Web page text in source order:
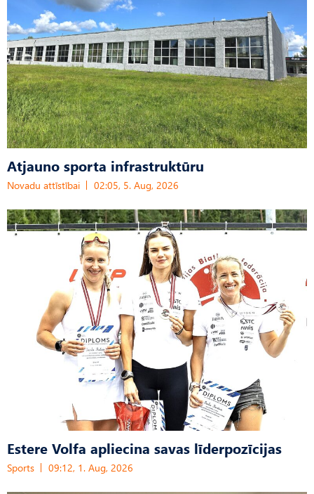
Atjauno sporta infrastruktūru
Novadu attīstībai 02:05, 5. Aug, 2026
Estere Volfa apliecina savas līderpozīcijas
Sports 09:12, 1. Aug, 2026